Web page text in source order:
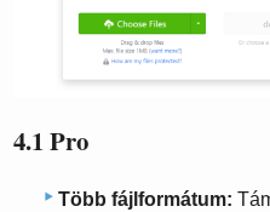
4.1 Pro
Több fájlformátum: